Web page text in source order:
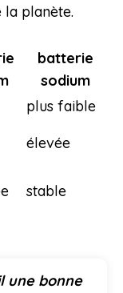
la planète.
batterie
sodium
plus faible
élevée
stable
une bonne